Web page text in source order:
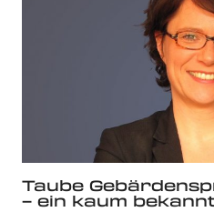
Taube
– ein kaum